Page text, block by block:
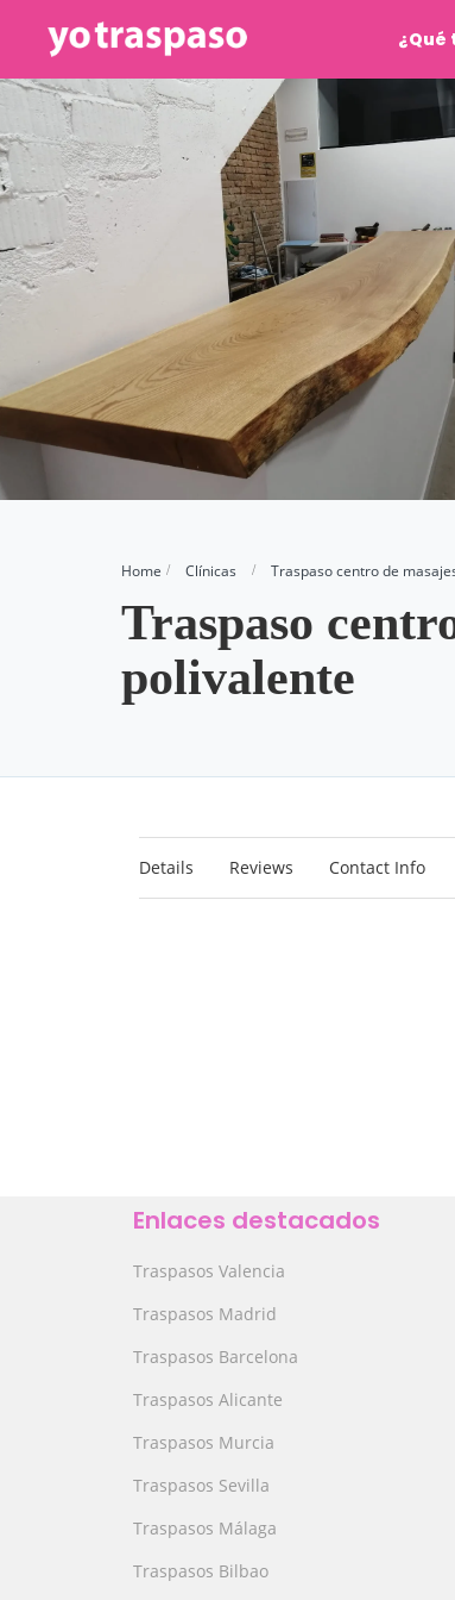
¿Qué
Home Clínicas Traspaso centro de
Traspaso
polivalente
Details Reviews Contact Info
Enlaces destacados
Traspasos Valencia
Traspasos Madrid
Traspasos Barcelona
Traspasos Alicante
Traspasos Murcia
Traspasos Sevilla
Traspasos Málaga
Traspasos Bilbao